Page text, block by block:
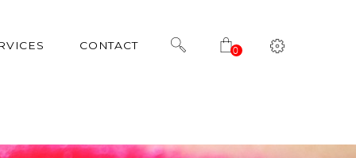
CONTACT 0